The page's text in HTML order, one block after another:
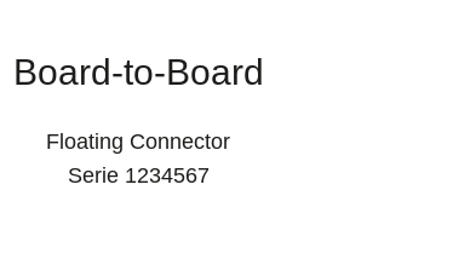
Board-to-Board
Floating Connector
Serie 1234567